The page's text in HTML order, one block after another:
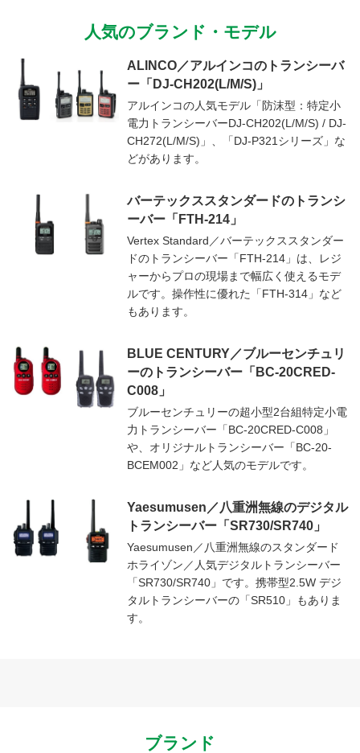
人気のブランド・モデル
ALINCO／アルインコのトランシーバ
ー「DJ-CH202(L/M/S)」
アルインコの人気モデル「防沫型：特定小
電力トランシーバーDJ-CH202(L/M/S) / DJ-
CH272(L/M/S)」、「DJ-P321シリーズ」な
どがあります。
バーテックススタンダードのトランシ
ーバー「FTH-214」
Vertex Standard／バーテックススタンダー
ドのトランシーバー「FTH-214」は、レジ
ャーからプロの現場まで幅広く使えるモデ
ルです。操作性に優れた「FTH-314」など
もあります。
BLUE CENTURY／ブルーセンチュリ
ーのトランシーバー「BC-20CRED-
C008」
ブルーセンチュリーの超小型2台組特定小電
力トランシーバー「BC-20CRED-C008」
や、オリジナルトランシーバー「BC-20-
BCEM002」など人気のモデルです。
Yaesumusen／八重洲無線のデジタル
トランシーバー「SR730/SR740」
Yaesumusen／八重洲無線のスタンダード
ホライゾン／人気デジタルトランシーバー
「SR730/SR740」です。携帯型2.5W デジ
タルトランシーバーの「SR510」もありま
す。
ブランド